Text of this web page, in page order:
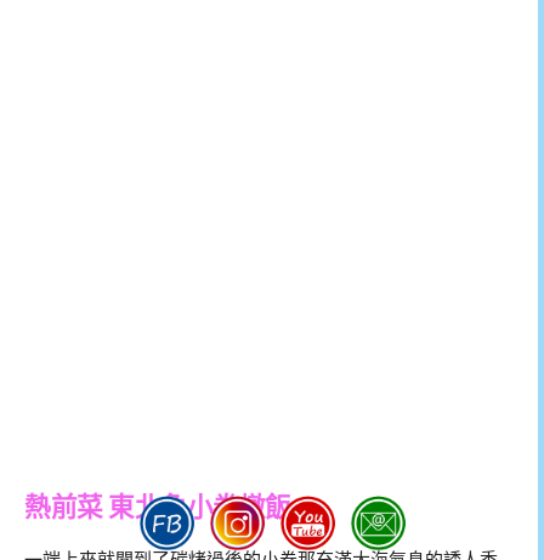
熱前菜 東北角小卷燉飯